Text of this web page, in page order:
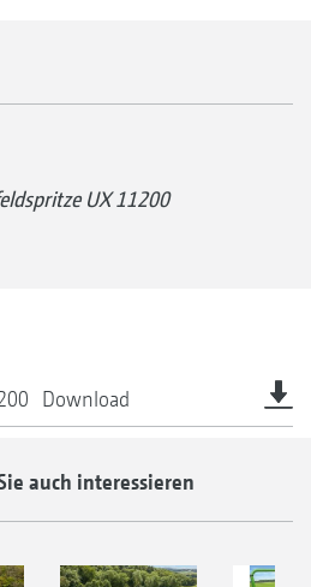
UX 11200
Download
auch interessieren